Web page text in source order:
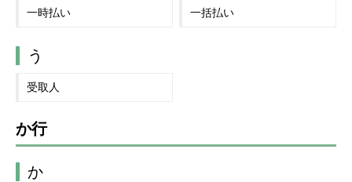
一時払い 一括払い
う
受取人
か行
か